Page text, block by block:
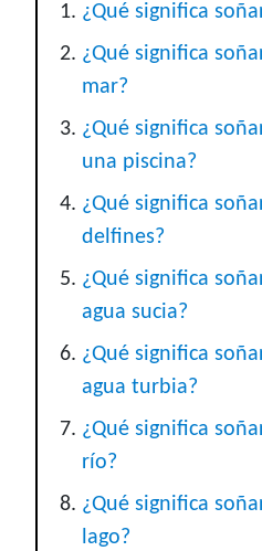
¿Qué significa
¿Qué significa
mar?
¿Qué significa
una piscina?
¿Qué significa
delfines?
¿Qué significa
agua sucia?
¿Qué significa
agua turbia?
¿Qué significa
río?
¿Qué significa
lago?